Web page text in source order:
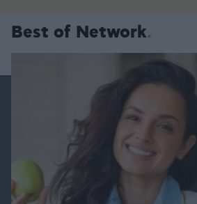
Best of Network